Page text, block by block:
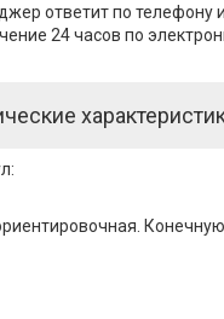
ответит по телефону
24 часов по
: